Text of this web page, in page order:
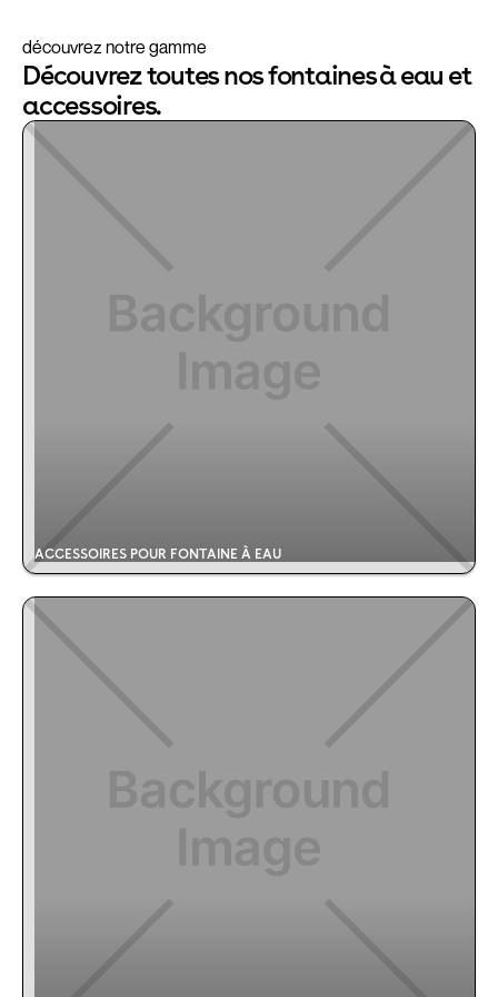
découvrez notre gamme
Découvrez toutes nos fontaines à eau et
accessoires.
ACCESSOIRES POUR FONTAINE À EAU